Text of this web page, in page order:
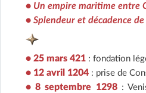
• Un empire maritime entre
• Splendeur et décadence
• 25 mars 421 : fondation
• 12 avril 1204 : prise de
• 8 septembre 1298: